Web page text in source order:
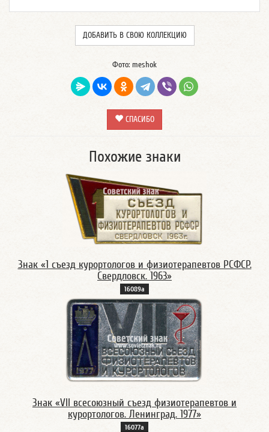
ДОБАВИТЬ В СВОЮ КОЛЛЕКЦИЮ
Фото: meshok
СПАСИБО
Похожие знаки
Знак «1 съезд курортологов и физиотерапевтов РСФСР.
Свердловск. 1963»
16089а
Знак «VII всесоюзный съезд физиотерапевтов и
курортологов. Ленинград. 1977»
16077а